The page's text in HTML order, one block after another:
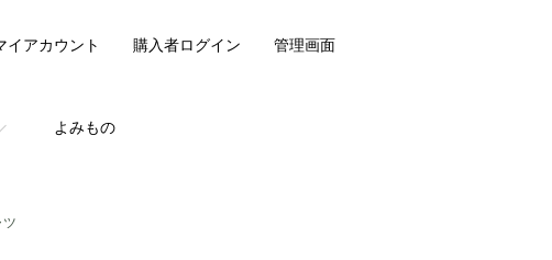
よみもの
イアカウント 購入者ログイン 管理画面
ツ